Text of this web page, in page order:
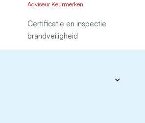
Adviseur Keurmerken
Certificatie en inspectie
brandveiligheid